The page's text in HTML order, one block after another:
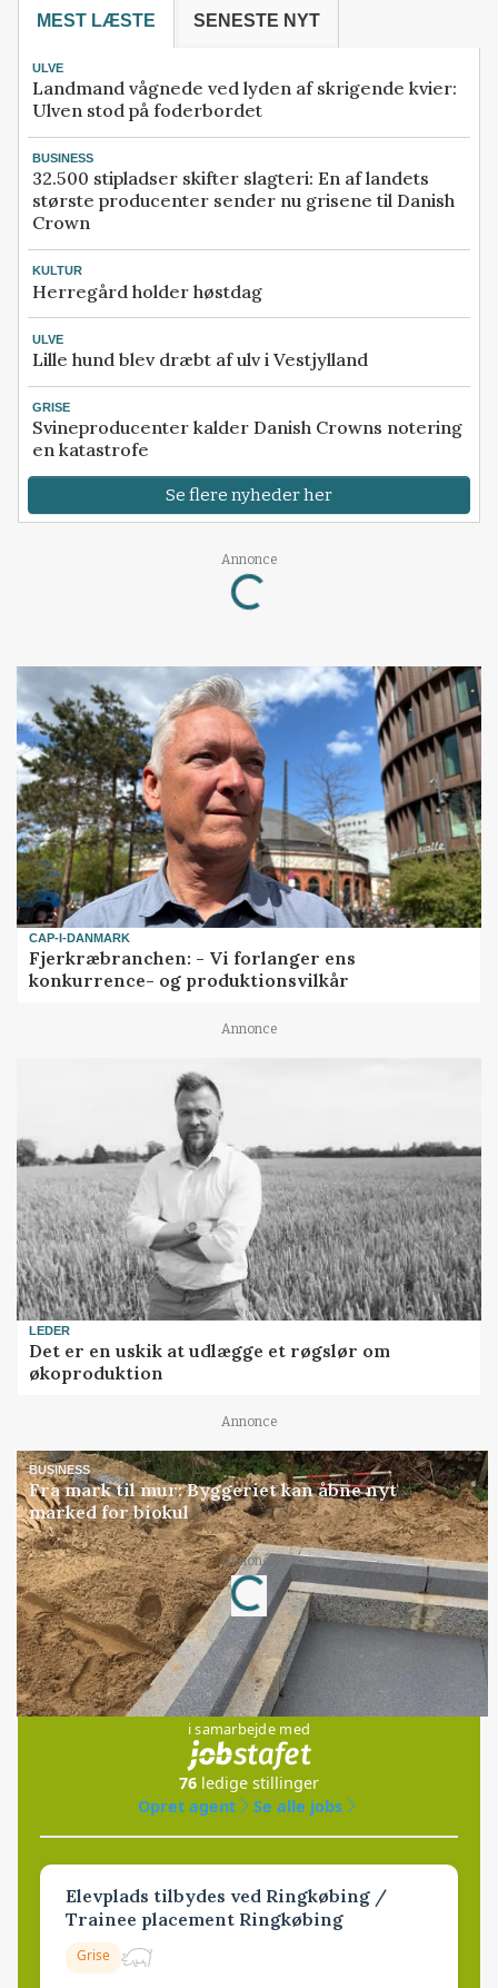
MEST LÆSTE SENESTE NYT
ULVE
Landmand vågnede ved lyden af skrigende kvier:
Ulven stod på foderbordet
BUSINESS
32.500 stipladser skifter slagteri: En af landets
største producenter sender nu grisene til Danish
Crown
KULTUR
Herregård holder høstdag
ULVE
Lille hund blev dræbt af ulv i Vestjylland
GRISE
Svineproducenter kalder Danish Crowns notering
en katastrofe
Se flere nyheder her
Annonce
Loading...
CAP-I-DANMARK
Fjerkræbranchen: - Vi forlanger ens
konkurrence- og produktionsvilkår
Annonce
LEDER
Det er en uskik at udlægge et røgslør om
økoproduktion
Annonce
BUSINESS
Fra mark til mur: Byggeriet kan åbne nyt
marked for biokul
Annonce
Loading...
Jobs
i samarbejde med
76 ledige stillinger
Opret agent
Se alle jobs
Elevplads tilbydes ved Ringkøbing /
Trainee placement Ringkøbing
Grise